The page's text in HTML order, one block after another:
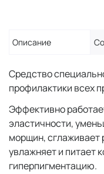
Описание
Средство
профилактики всех
Эффективно
эластичности,
морщин, сглаживает
увлажняет и питает
гиперпигментацию.